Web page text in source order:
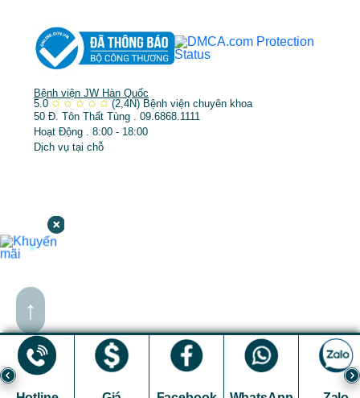
↑
Bệnh viện JW Hàn Quốc
5.0 ✩ ✩ ✩ ✩ ✩ (2,4N) Bệnh viện chuyên khoa
50 Đ. Tôn Thất Tùng . 09.6868.1111
Hoạt Động . 8:00 - 18:00
Dịch vụ tại chỗ